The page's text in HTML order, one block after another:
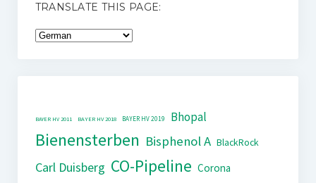
TRANSLATE THIS PAGE:
BAYER HV 2011 BAYER HV 2018 BAYER HV 2019 Bhopal
Bienensterben Bisphenol A BlackRock
Carl Duisberg CO-Pipeline Corona